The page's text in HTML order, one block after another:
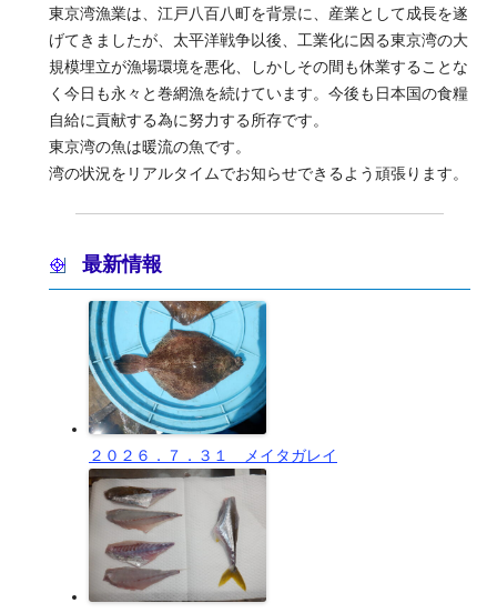
東京湾漁業は、江戸八百八町を背景に、産業として成長を遂
げてきましたが、太平洋戦争以後、工業化に因る東京湾の大
規模埋立が漁場環境を悪化、しかしその間も休業することな
く今日も永々と巻網漁を続けています。今後も日本国の食糧
自給に貢献する為に努力する所存です。
東京湾の魚は暖流の魚です。
湾の状況をリアルタイムでお知らせできるよう頑張ります。
最新情報
２０２６．７．３１ メイタガレイ